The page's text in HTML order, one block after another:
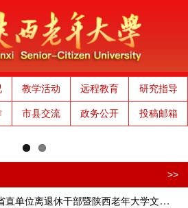
教学活动 远程教育 研究指导
市县交流 政务公开 投稿邮箱
>>
“永远跟党走·奋进新征程”省直单位离退休干部暨陕西老年大学文艺演出隆重举行